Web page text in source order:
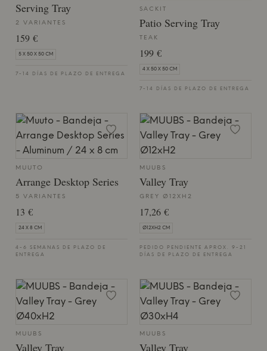
Serving Tray
2 VARIANTES
159 €
5 X 50 X 50 CM
7-14 DÍAS DE PLAZO DE ENTREGA
SACKIT
Patio Serving Tray
TEAK
199 €
4 X 50 X 50 CM
7-14 DÍAS DE PLAZO DE ENTREGA
MUUTO
Arrange Desktop Series
5 VARIANTES
13 €
24 X 8 CM
4-6 SEMANAS DE PLAZO DE
ENTREGA
MUUBS
Valley Tray
GREY Ø12XH2
17,26 €
Ø12XH2 CM
PEDIDO PENDIENTE APROX. 9-21
DÍAS DE PLAZO DE ENTREGA
MUUBS
Valley Tray
MUUBS
Valley Tray